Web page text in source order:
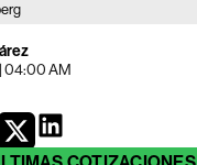
04:00 AM